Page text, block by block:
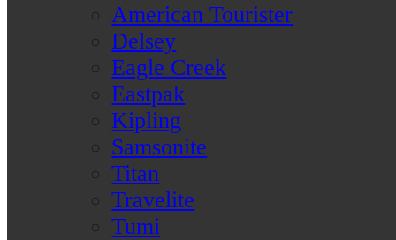
American Tourister
Delsey
Eagle Creek
Eastpak
Kipling
Samsonite
Titan
Travelite
Tumi